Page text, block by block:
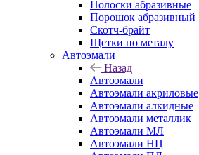
Полоски абразивные
Порошок абразивный
Скотч-брайт
Щетки по металу
Автоэмали
Назад
Автоэмали
Автоэмали акриловые
Автоэмали алкидные
Автоэмали металлик
Автоэмали МЛ
Автоэмали НЦ